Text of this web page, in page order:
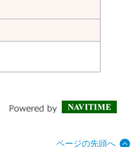
ページの先頭へ